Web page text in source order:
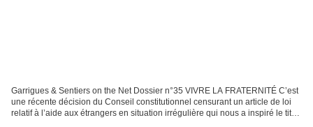
Garrigues & Sentiers on the Net Dossier n°35 VIVRE LA FRATERNITÉ C’est
une récente décision du Conseil constitutionnel censurant un article de loi
relatif à l’aide aux étrangers en situation irrégulière qui nous a inspiré le titre